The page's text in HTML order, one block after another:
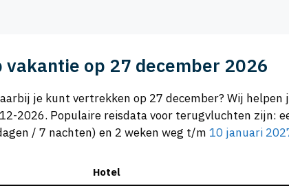
vakantie op 27 december 2026
je kunt vertrekken op 27 december? Wij
2026. Populaire reisdata voor terugvluchten zijn:
/ 7 nachten) en 2 weken weg t/m 10 januari
Hotel